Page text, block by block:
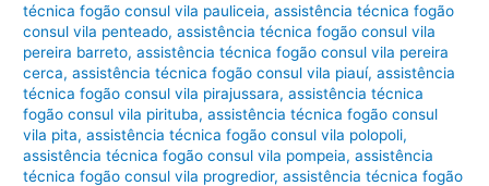
técnica fogão consul vila pauliceia,assistência técnica fogão
consul vila penteado,assistência técnica fogão consul vila
pereira barreto,assistência técnica fogão consul vila pereira
cerca,assistência técnica fogão consul vila piauí,assistência
técnica fogão consul vila pirajussara,assistência técnica
fogão consul vila pirituba,assistência técnica fogão consul
vila pita,assistência técnica fogão consul vila polopoli,
assistência técnica fogão consul vila pompeia,assistência
técnica fogão consul vila progredior,assistência técnica fogão